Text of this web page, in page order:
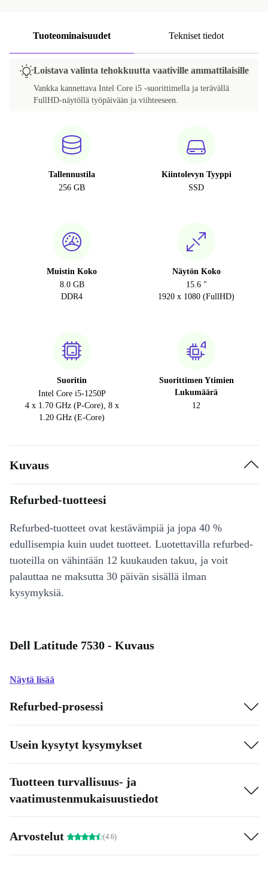
Tuoteominaisuudet Tekniset tiedot
Loistava valinta tehokkuutta vaativille ammattilaisille
Vankka kannettava Intel Core i5 -suorittimella ja terävällä
FullHD-näytöllä työpäivään ja viihteeseen.
Tallennustila
256 GB
Kiintolevyn Tyyppi
SSD
Muistin Koko
8.0 GB
DDR4
Näytön Koko
15.6 "
1920 x 1080 (FullHD)
Suoritin
Intel Core i5-1250P
4 x 1.70 GHz (P-Core), 8 x
1.20 GHz (E-Core)
Suorittimen Ytimien
Lukumäärä
12
Kuvaus
Refurbed-tuotteesi
Refurbed-tuotteet ovat kestävämpiä ja jopa 40 %
edullisempia kuin uudet tuotteet. Luotettavilla refurbed-
tuoteilla on vähintään 12 kuukauden takuu, ja voit
palauttaa ne maksutta 30 päivän sisällä ilman
kysymyksiä.
Dell Latitude 7530 - Kuvaus
Näytä lisää
Refurbed-prosessi
Usein kysytyt kysymykset
Tuotteen turvallisuus- ja
vaatimustenmukaisuustiedot
Arvostelut (4.6)